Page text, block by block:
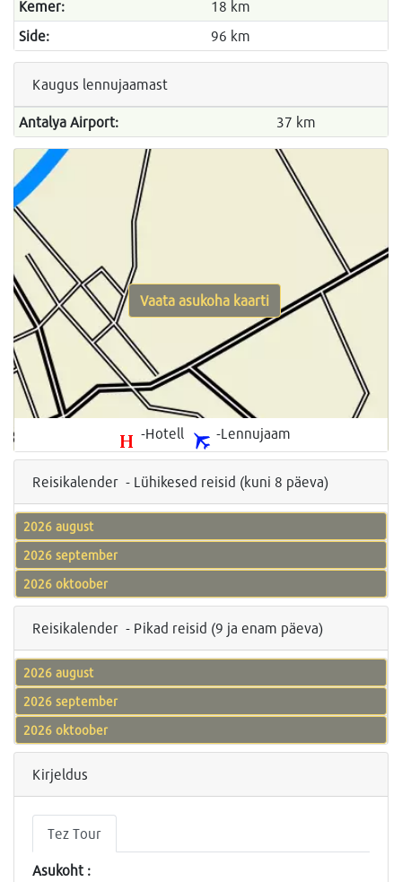
Kemer:
18 km
Side:
96 km
Kaugus lennujaamast
Antalya Airport: 37 km
-Hotell -Lennujaam
Vaata asukoha kaarti
Reisikalender - Lühikesed reisid (kuni 8 päeva)
2026 august
2026 september
2026 oktoober
Reisikalender - Pikad reisid (9 ja enam päeva)
2026 august
2026 september
2026 oktoober
Kirjeldus
Tez Tour
Asukoht :